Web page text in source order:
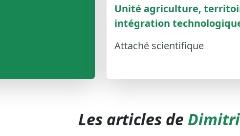
Unité agriculture,
intégration
Attaché scientifique
Les articles de Dimitri